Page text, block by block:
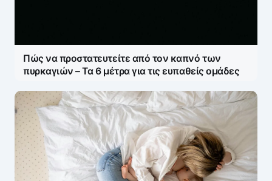
Πώς να προστατευτείτε από τον καπνό των
πυρκαγιών – Τα 6 μέτρα για τις ευπαθείς ομάδες